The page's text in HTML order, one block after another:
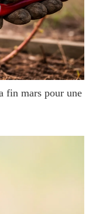
fin mars pour une